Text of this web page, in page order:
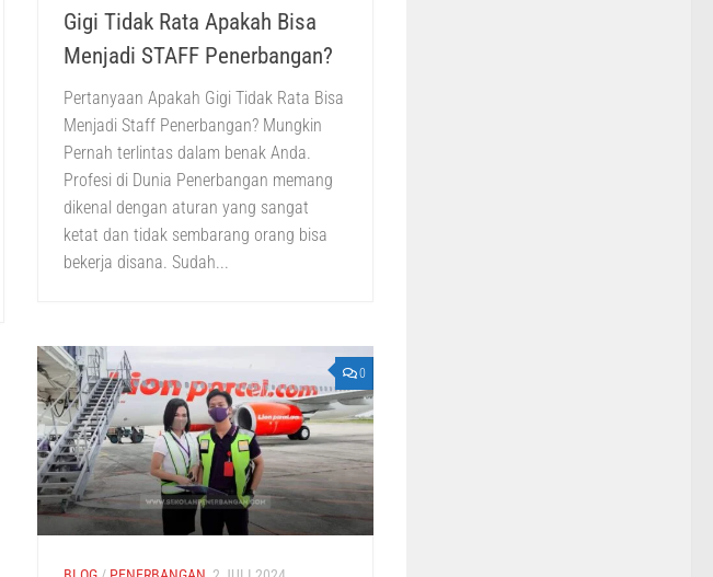
Gigi Tidak Rata Apakah Bisa
Menjadi STAFF Penerbangan?
Pertanyaan Apakah Gigi Tidak Rata Bisa
Menjadi Staff Penerbangan? Mungkin
Pernah terlintas dalam benak Anda.
Profesi di Dunia Penerbangan memang
dikenal dengan aturan yang sangat
ketat dan tidak sembarang orang bisa
bekerja disana. Sudah...
0